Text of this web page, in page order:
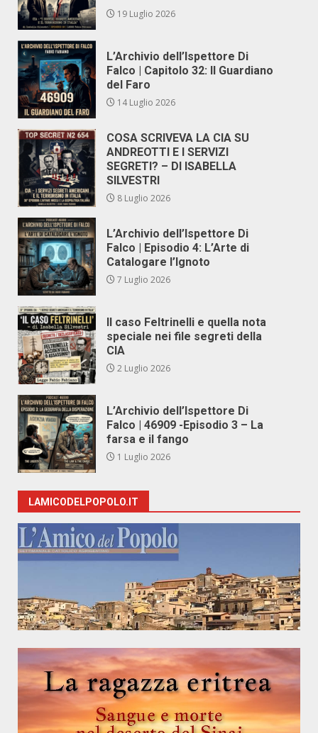
19 Luglio 2026
L’Archivio dell’Ispettore Di
Falco | Capitolo 32: Il Guardiano
del Faro
14 Luglio 2026
COSA SCRIVEVA LA CIA SU
ANDREOTTI E I SERVIZI
SEGRETI? – DI ISABELLA
SILVESTRI
8 Luglio 2026
L’Archivio dell’Ispettore Di
Falco | Episodio 4: L’Arte di
Catalogare l’Ignoto
7 Luglio 2026
Il caso Feltrinelli e quella nota
speciale nei file segreti della
CIA
2 Luglio 2026
L’Archivio dell’Ispettore Di
Falco | 46909 -Episodio 3 – La
farsa e il fango
1 Luglio 2026
LAMICODELPOPOLO.IT